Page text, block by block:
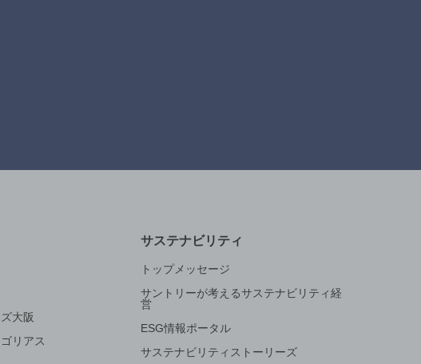
大阪
リアス
サステナビリティ
トップメッセージ
サントリーが考えるサステナビリティ経
営
ESG情報ポータル
サステナビリティストーリーズ